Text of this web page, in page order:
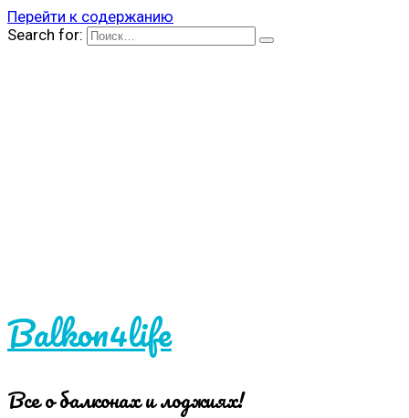
Перейти к содержанию
Search for:
Balkon4life
Все о балконах и лоджиях!